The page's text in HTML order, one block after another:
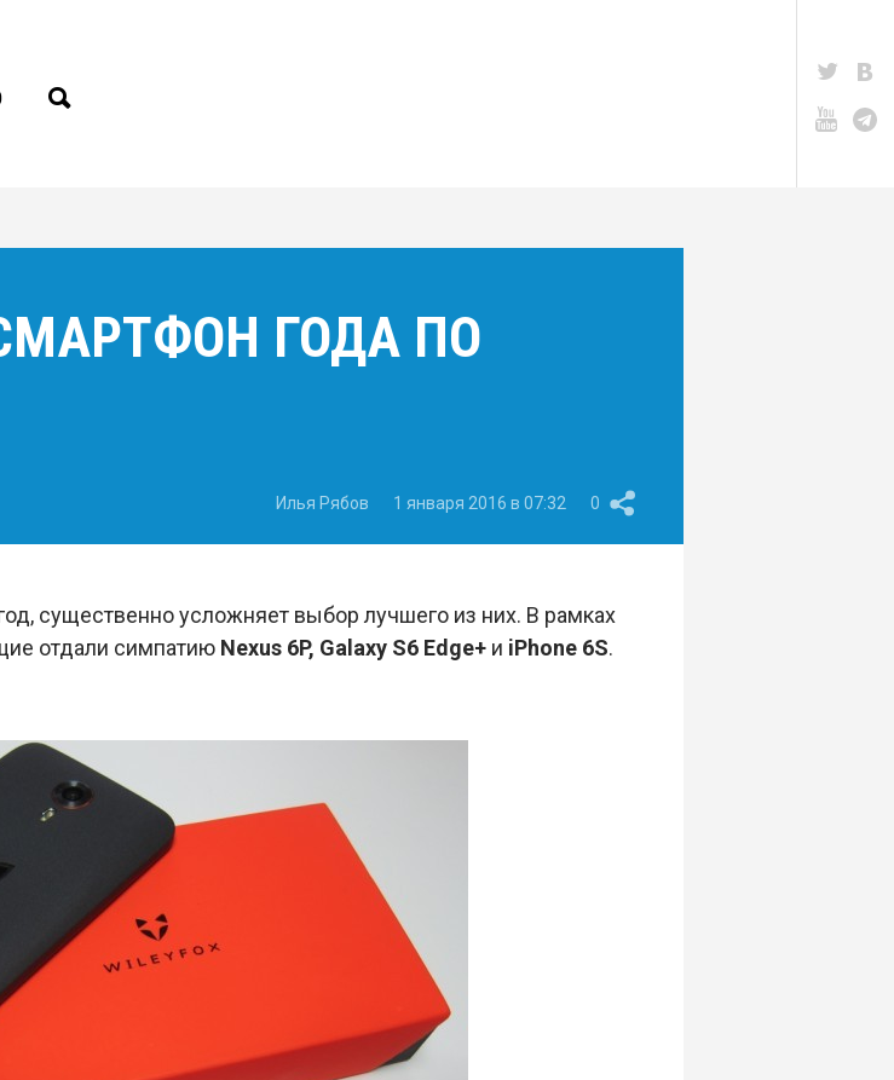
СМАРТФОН ГОДА ПО
Илья Рябов 1 января 2016 в 07:32 0
существенно усложняет выбор лучшего из них. В рамках
отдали симпатию Nexus 6P, Galaxy S6 Edge+и iPhone 6S.